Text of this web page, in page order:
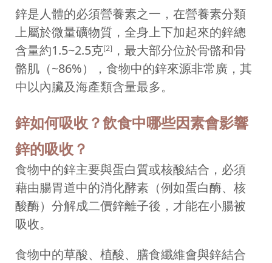
鋅是人體的必須營養素之一，在營養素分類
上屬於微量礦物質，全身上下加起來的鋅總
含量約1.5~2.5克[2] ，最大部分位於骨骼和骨
骼肌（~86%），食物中的鋅來源非常廣，其
中以內臟及海產類含量最多。
鋅如何吸收？飲食中哪些因素會影響
鋅的吸收？
食物中的鋅主要與蛋白質或核酸結合，必須
藉由腸胃道中的消化酵素（例如蛋白酶、核
酸酶）分解成二價鋅離子後，才能在小腸被
吸收。
食物中的草酸、植酸、膳食纖維會與鋅結合